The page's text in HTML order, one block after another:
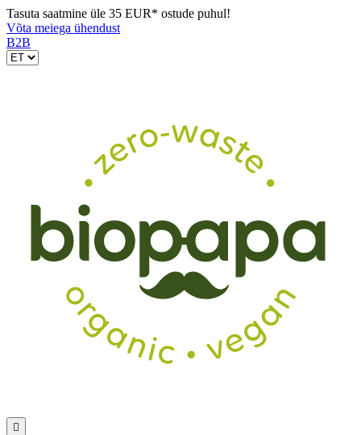
Tasuta saatmine üle 35 EUR* ostude puhul!
Võta meiega ühendust
B2B
